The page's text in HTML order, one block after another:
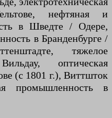
нефтяная и
в Шведте / Одере,
в Бранденбурге /
тяжелое
оптическая
(с 1801 г.), Виттшток
промышленность в